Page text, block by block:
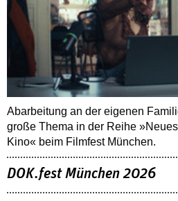
Abarbeitung an der eigenen
große Thema in der Reihe
Kino« beim Filmfest München.
DOK.fest München 2026